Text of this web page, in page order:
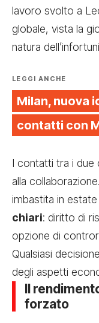
lavoro svolto a
globale, vista la
natura
LEGGI ANCHE
Milan, nuova
contatti con
I contatti tra i due
alla
imbastita in
chiari: diritto di
opzione di
Qualsiasi
degli aspetti
Il
forzato